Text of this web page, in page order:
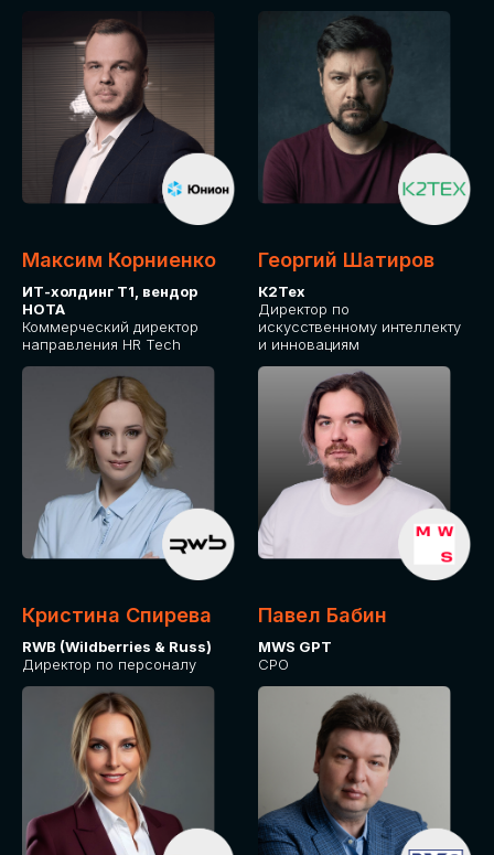
Максим Корниенко
ИТ-холдинг Т1, вендор
НОТА
Коммерческий директор
направления HR Tech
Георгий Шатиров
К2Тех
Директор по
искусственному интеллекту
и инновациям
Кристина Спирева
RWB (Wildberries & Russ)
Директор по персоналу
Павел Бабин
MWS GPT
CPO